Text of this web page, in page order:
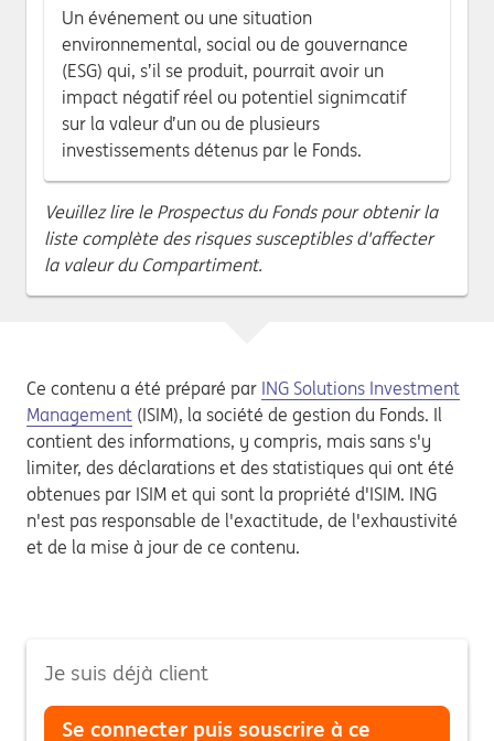
Un événement ou une situation
environnemental, social ou de gouvernance
(ESG) qui, s’il se produit, pourrait avoir un
impact négatif réel ou potentiel signimcatif
sur la valeur d’un ou de plusieurs
investissements détenus par le Fonds.
Veuillez lire le Prospectus du Fonds pour obtenir la
liste complète des risques susceptibles d'affecter
la valeur du Compartiment.
Ce contenu a été préparé par ING Solutions Investment
Management (ISIM), la société de gestion du Fonds. Il
contient des informations, y compris, mais sans s'y
limiter, des déclarations et des statistiques qui ont été
obtenues par ISIM et qui sont la propriété d'ISIM. ING
n'est pas responsable de l'exactitude, de l'exhaustivité
et de la mise à jour de ce contenu.
Je suis déjà client
Se connecter puis souscrire à ce